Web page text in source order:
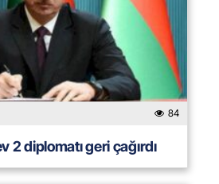
84
2 diplomatı geri çağırdı